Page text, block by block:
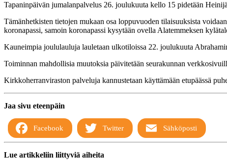
Tapaninpäivän jumalanpalvelus 26. joulukuuta kello 15 pidetään
Tämänhetkisten tietojen mukaan osa loppuvuoden tilaisuuksista
koronapassi, samoin koronapassi kysytään ovella Alatemmeksen
Kauneimpia joululauluja lauletaan ulkotiloissa 22. joulukuuta
Toiminnan mahdollisia muutoksia päivitetään seurakunnan
Kirkkoherranviraston palveluja kannustetaan käyttämään etupäässä
Jaa sivu eteenpäin
Facebook Twitter Sähköposti
Lue artikkeliin liittyviä aiheita